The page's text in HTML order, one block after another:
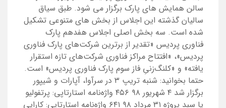
سالن همایش های پارک برگزار می شود. طبق سیاق
سالیان گذشته این اجلاس از بخش های متنوعی تشکیل
شده است. سه بخش اصلی اجلاس هفدهم پارک
فناوری پردیس «تقدیر از برترین شرکت‌های پارک فناوری
پردیس»، «افتتاح مراکز فناوری شرکت‌های تازه استقرار
یافته» و «کلنگ‌زنیِ فاز سوم پارک فناوری پردیس» است.
حتما بخوانید: شنبه تریپ ۳ در سرآوا، آپارات و شیپور
برگزار شد ۴ شهریور ۹۸ ۴۵۶ واژه‌نامه استارتاپی: پرتفولیو
یا سبد پروژه ۳۱ مرداد ۹۸ ۶۴۱ واژه‌نامه استارتاپی: کارایی